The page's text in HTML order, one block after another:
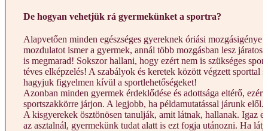
De hogyan vehetjük rá gyermekünket a sportra?
Alapvetően minden egészséges gyereknek óriási
mozdulatot ismer a gyermek, annál több mozgásban lesz
is megmarad! Sokszor hallani, hogy ezért nem is szükséges
téves elképzelés! A szabályok és keretek között végzett sporttal
hagyjuk figyelmen kívül a sportlehetőségeket!
Azonban minden gyermek érdeklődése és adottsága eltérő,
sportszakkörre járjon. A legjobb, ha példamutatással járunk
A kisgyerekek ösztönösen tanulják, amit látnak, hallanak. Igaz
az asztalnál, gyermekünk tudat alatt is ezt fogja utánozni. Ha